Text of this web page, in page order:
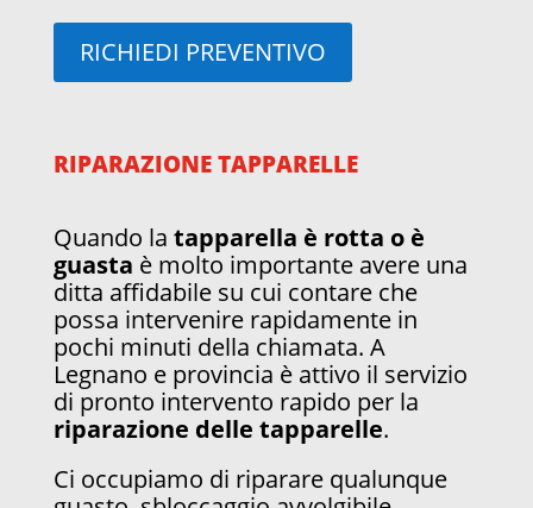
RICHIEDI PREVENTIVO
RIPARAZIONE TAPPARELLE
Quando la tapparella è rotta o è
guasta è molto importante avere una
ditta affidabile su cui contare che
possa intervenire rapidamente in
pochi minuti della chiamata. A
Legnano e provincia è attivo il servizio
di pronto intervento rapido per la
riparazione delle tapparelle.
Ci occupiamo di riparare qualunque